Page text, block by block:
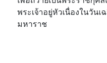
พระเจ้าอยู่หัวเนื่องในวั
มหาราช